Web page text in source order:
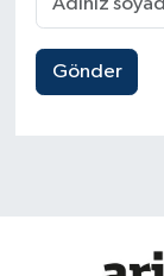
Gönder